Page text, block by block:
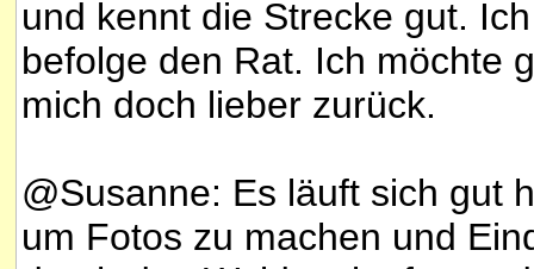
und kennt die Strecke gut.
befolge den Rat. Ich möchte
mich doch lieber zurück.
@Susanne: Es läuft sich gut
um Fotos zu machen und